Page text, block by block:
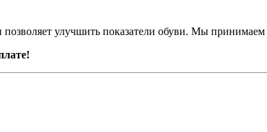
улучшить показатели обуви. Мы